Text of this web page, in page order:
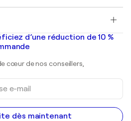
d’une réduction de 10 %
cœur de nos conseillers,
dès maintenant